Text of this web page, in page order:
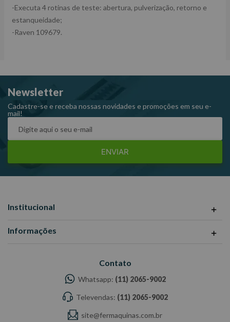
-Executa 4 rotinas de teste: abertura, pulverização, retorno e
estanqueidade;
-Raven 109679.
Newsletter
Cadastre-se e receba nossas novidades e promoções em seu e-
mail!
ENVIAR
Institucional
Informações
Contato
Whatsapp: (11) 2065-9002
Televendas: (11) 2065-9002
site@fermaquinas.com.br